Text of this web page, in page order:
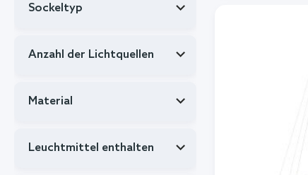
Sockeltyp
Anzahl der Lichtquellen
Material
Leuchtmittel enthalten